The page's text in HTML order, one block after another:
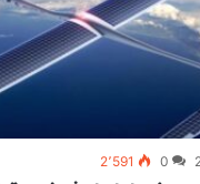
0 2٬591